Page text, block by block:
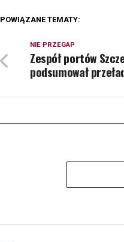
POWIĄZANE TEMATY:
NIE PRZEGAP
Zespół portów
podsumował